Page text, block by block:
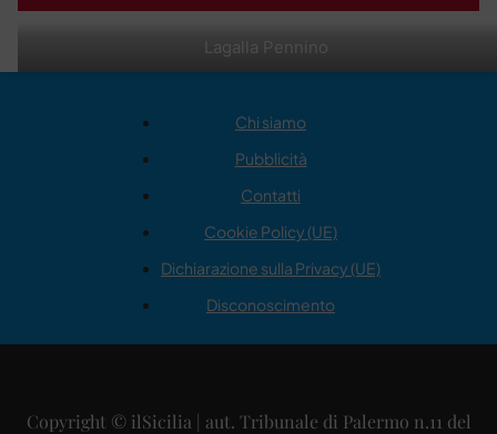
Lagalla Pennino
Chi siamo
Pubblicità
Contatti
Cookie Policy (UE)
Dichiarazione sulla Privacy (UE)
Disconoscimento
Copyright © ilSicilia | aut. Tribunale di Palermo n.11 del